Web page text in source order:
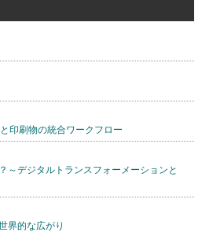
印刷物の統合ワークフロー
～デジタルトランスフォーメーションと
界的な広がり